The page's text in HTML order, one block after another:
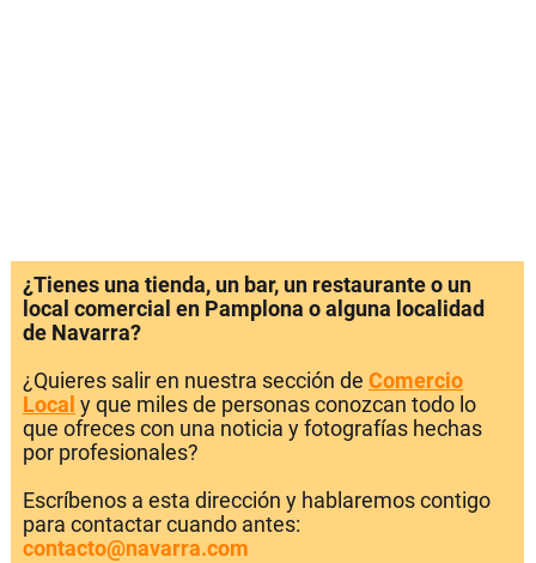
¿Tienes una tienda, un bar, un restaurante o un
local comercial en Pamplona o alguna localidad
de Navarra?
¿Quieres salir en nuestra sección de Comercio
Local y que miles de personas conozcan todo lo
que ofreces con una noticia y fotografías hechas
por profesionales?
Escríbenos a esta dirección y hablaremos contigo
para contactar cuando antes:
contacto@navarra.com